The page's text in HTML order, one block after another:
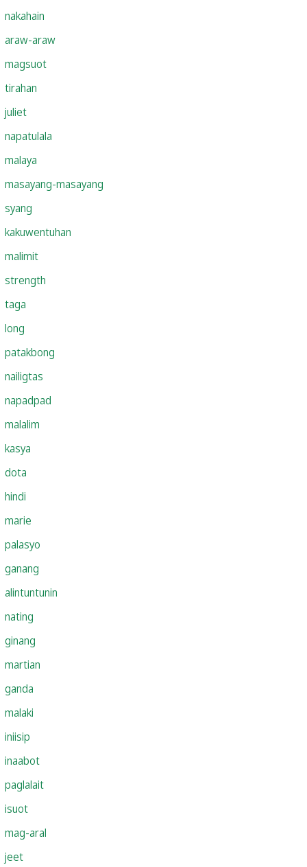
nakahain
araw-araw
magsuot
tirahan
juliet
napatulala
malaya
masayang-masayang
syang
kakuwentuhan
malimit
strength
taga
long
patakbong
nailigtas
napadpad
malalim
kasya
dota
hindi
marie
palasyo
ganang
alintuntunin
nating
ginang
martian
ganda
malaki
iniisip
inaabot
paglalait
isuot
mag-aral
jeet